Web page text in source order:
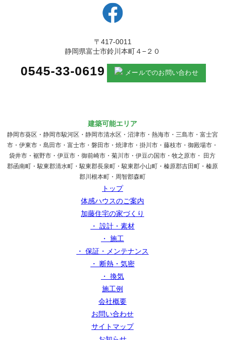
〒417-0011
静岡県富士市鈴川本町４−２０
0545-33-0619 メールでのお問い合わせ
建築可能エリア
静岡市葵区・静岡市駿河区・静岡市清水区・沼津市・熱海市・三島市・富士宮
市・伊東市・島田市・富士市・磐田市・焼津市・掛川市・藤枝市・御殿場市・
袋井市・裾野市・伊豆市・御前崎市・菊川市・伊豆の国市・牧之原市・ 田方
郡函南町・駿東郡清水町・駿東郡長泉町・駿東郡小山町・榛原郡吉田町・榛原
郡川根本町・周智郡森町
トップ
体感ハウスのご案内
加藤住宅の家づくり
・ 設計・素材
・ 施工
・ 保証・メンテナンス
・ 断熱・気密
・ 換気
施工例
会社概要
お問い合わせ
サイトマップ